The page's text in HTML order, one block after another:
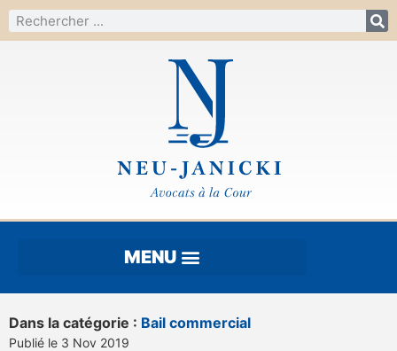
Dans la catégorie : Bail commercial
Publié le 3 Nov 2019